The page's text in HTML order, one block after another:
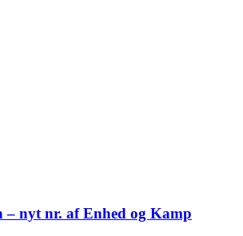
nyt nr. af Enhed og Kamp